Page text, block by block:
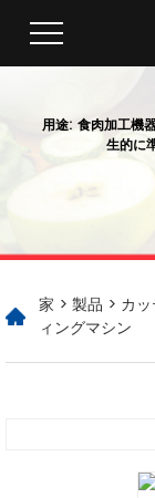
用途: 食肉加工機
生的に
家 > 製品 > カ
ィングマシン